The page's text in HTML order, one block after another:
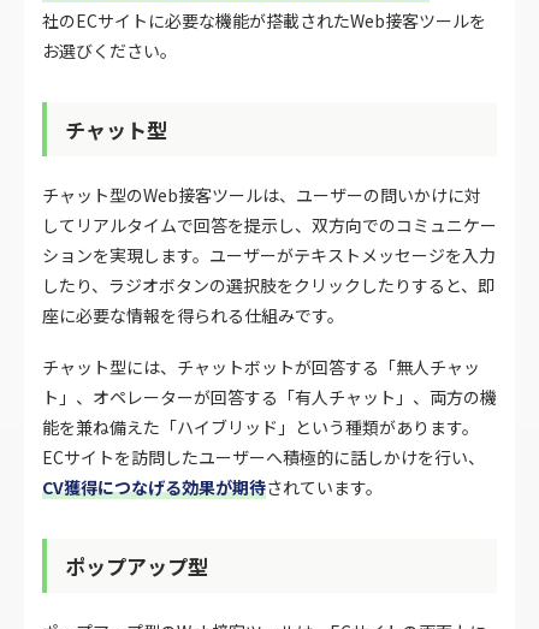
社のECサイトに必要な機能が搭載されたWeb接客ツールを
お選びください。
チャット型
チャット型のWeb接客ツールは、ユーザーの問いかけに対
してリアルタイムで回答を提示し、双方向でのコミュニケー
ションを実現します。ユーザーがテキストメッセージを入力
したり、ラジオボタンの選択肢をクリックしたりすると、即
座に必要な情報を得られる仕組みです。
チャット型には、チャットボットが回答する「無人チャッ
ト」、オペレーターが回答する「有人チャット」、両方の機
能を兼ね備えた「ハイブリッド」という種類があります。
ECサイトを訪問したユーザーへ積極的に話しかけを行い、
CV獲得につなげる効果が期待されています。
ポップアップ型